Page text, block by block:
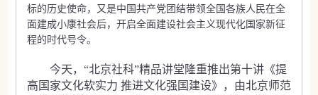
标的历史使命，又是中国共产党团结带领全国各族人民在全
面建成小康社会后，开启全面建设社会主义现代化国家新征
程的时代号令。
今天，“北京社科”精品讲堂隆重推出第十讲《提
高国家文化软实力 推进文化强国建设》，由北京师范